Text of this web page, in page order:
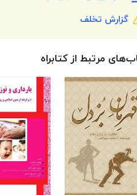
گزارش تخلف
مرتبط از کتابراه